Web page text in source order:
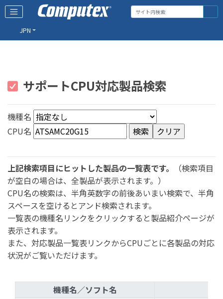
JPN
サポートCPU対応製品検索
機種名
CPU名
上記検索項目にヒットした製品の一覧表です。
（検索項目
が空白の場合は、全製品が表示されます。）
CPU名の検索は、半角英数字の前後あいまい検索で、半角
スペースを空けるとアンド検索されます。
一覧表の機種名リンクをクリックすると製品紹介ページが
表示されます。
また、対応製品一覧表リンクからCPUごとに各製品の対応
状況がご覧いただけます。
機種名／ソフト名